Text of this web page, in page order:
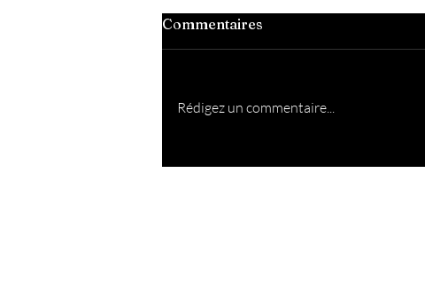
Commentaires
Rédigez un commentaire...